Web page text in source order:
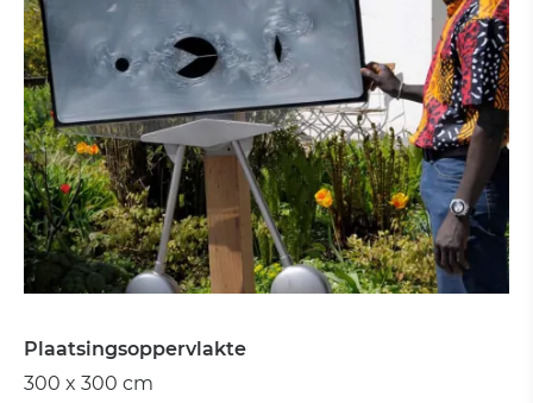
Plaatsingsoppervlakte
300 x 300 cm